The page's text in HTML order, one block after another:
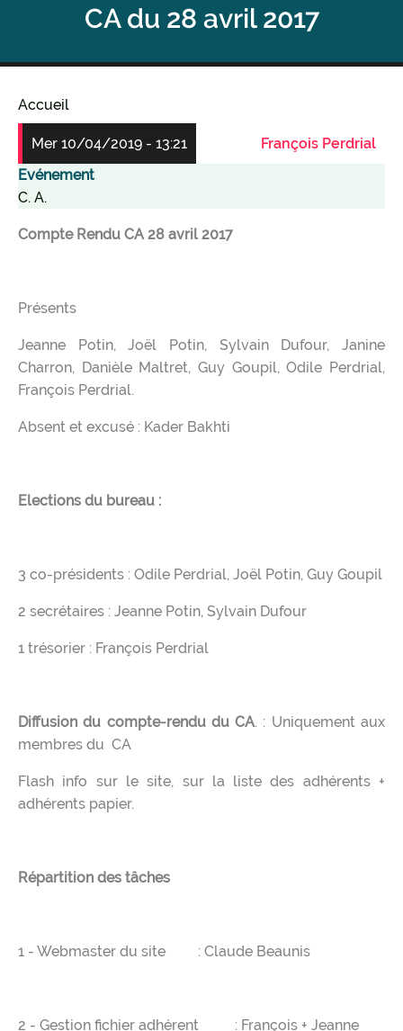
CA du 28 avril 2017
Fil
d'Ariane
Accueil
Mer 10/04/2019 - 13:21
François Perdrial
Evénement
C. A.
Compte Rendu CA 28 avril 2017
Présents
Jeanne Potin, Joël Potin, Sylvain Dufour, Janine
Charron, Danièle Maltret, Guy Goupil, Odile Perdrial,
François Perdrial.
Absent et excusé : Kader Bakhti
Elections du bureau :
3 co-présidents : Odile Perdrial, Joël Potin, Guy Goupil
2 secrétaires : Jeanne Potin, Sylvain Dufour
1 trésorier : François Perdrial
Diffusion du compte-rendu du CA. : Uniquement aux
membres du CA
Flash info sur le site, sur la liste des adhérents +
adhérents papier.
Répartition des tâches
1 - Webmaster du site : Claude Beaunis
2 - Gestion fichier adhérent : François + Jeanne